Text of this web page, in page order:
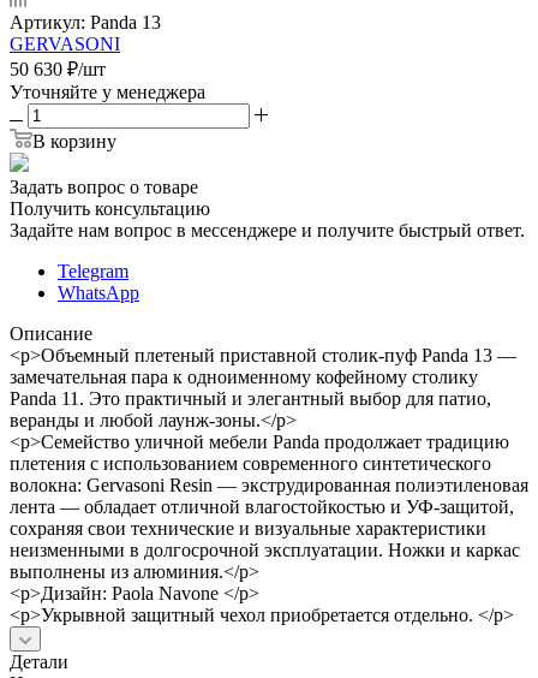
Артикул: Panda 13
GERVASONI
50 630 ₽/шт
Уточняйте у менеджера
В корзину
Задать вопрос о товаре
Получить консультацию
Задайте нам вопрос в мессенджере и получите быстрый ответ.
Telegram
WhatsApp
Описание
<p>Объемный плетеный приставной столик-пуф Panda 13 —
замечательная пара к одноименному кофейному столику
Panda 11. Это практичный и элегантный выбор для патио,
веранды и любой лаунж-зоны.</p>
<p>Семейство уличной мебели Panda продолжает традицию
плетения с использованием современного синтетического
волокна: Gervasoni Resin — экструдированная полиэтиленовая
лента — обладает отличной влагостойкостью и УФ-защитой,
сохраняя свои технические и визуальные характеристики
неизменными в долгосрочной эксплуатации. Ножки и каркас
выполнены из алюминия.</p>
<p>Дизайн: Paola Navone </p>
<p>Укрывной защитный чехол приобретается отдельно. </p>
Детали